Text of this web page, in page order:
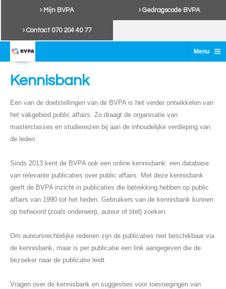
› Mijn BVPA › Gedragscode BVPA
› Contact 070 204 40 77
Menu ≡
Kennisbank
Een van de doelstellingen van de BVPA is het verder ontwikkelen van
het vakgebied public affairs. Zo draagt de organisatie van
masterclasses en studiereizen bij aan de inhoudelijke verdieping van
de leden.
Sinds 2013 kent de BVPA ook een online kennisbank: een database
van relevante publicaties over public affairs. Met deze kennisbank
geeft de BVPA inzicht in publicaties die betrekking hebben op public
affairs van 1990 tot het heden. Gebruikers van de kennisbank kunnen
op trefwoord (zoals onderwerp, auteur of titel) zoeken.
Om auteursrechtelijke redenen zijn de publicaties niet beschikbaar via
de kennisbank, maar is per publicatie een link aangegeven die de
bezoeker naar de publicatie leidt.
Vragen over de kennisbank en suggesties voor toevoegingen van